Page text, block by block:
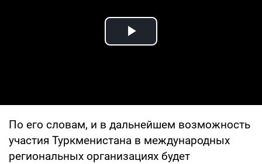
Play Video
По его словам, и в дальнейшем возможность
участия Туркменистана в международных
региональных организациях будет